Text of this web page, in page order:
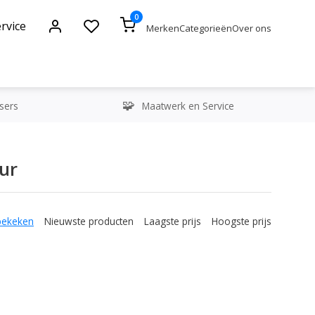
0
MerkenCategorieënOver ons
Maatwerk en Service
Nieuwste producten Laagste prijs Hoogste prijs